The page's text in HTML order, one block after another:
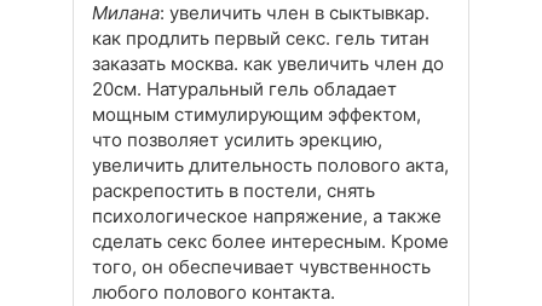
Милана: увеличить член в сыктывкар.
как продлить первый секс. гель титан
заказать москва. как увеличить член до
20см. Натуральный гель обладает
мощным стимулирующим эффектом,
что позволяет усилить эрекцию,
увеличить длительность полового акта,
раскрепостить в постели, снять
психологическое напряжение, а также
сделать секс более интересным. Кроме
того, он обеспечивает чувственность
любого полового контакта.